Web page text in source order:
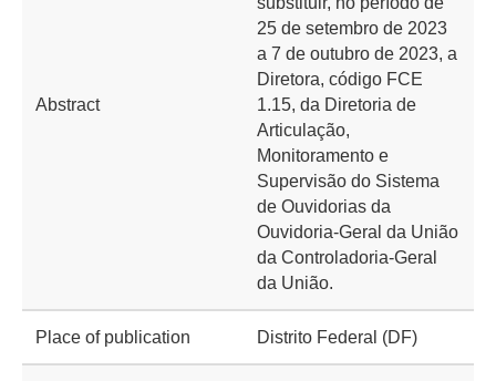
Abstract
25 de setembro de 2023
a 7 de outubro de 2023, a
Diretora, código FCE
1.15, da Diretoria de
Articulação,
Monitoramento e
Supervisão do Sistema
de Ouvidorias da
Ouvidoria-Geral da União
da Controladoria-Geral
da União.
Place of publication Distrito Federal (DF)